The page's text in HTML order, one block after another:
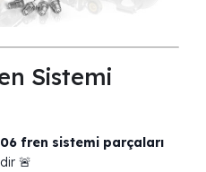
BMW X6 G06 fren sistemi parçaları
🚨